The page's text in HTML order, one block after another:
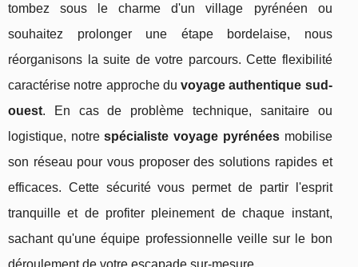
tombez sous le charme d'un village pyrénéen ou
souhaitez prolonger une étape bordelaise, nous
réorganisons la suite de votre parcours. Cette flexibilité
caractérise notre approche duvoyage authentique sud-
ouest. En cas de problème technique, sanitaire ou
logistique, notrespécialiste voyage pyrénéesmobilise
son réseau pour vous proposer des solutions rapides et
efficaces. Cette sécurité vous permet de partir l'esprit
tranquille et de profiter pleinement de chaque instant,
sachant qu'une équipe professionnelle veille sur le bon
déroulement de votre escapade sur-mesure.